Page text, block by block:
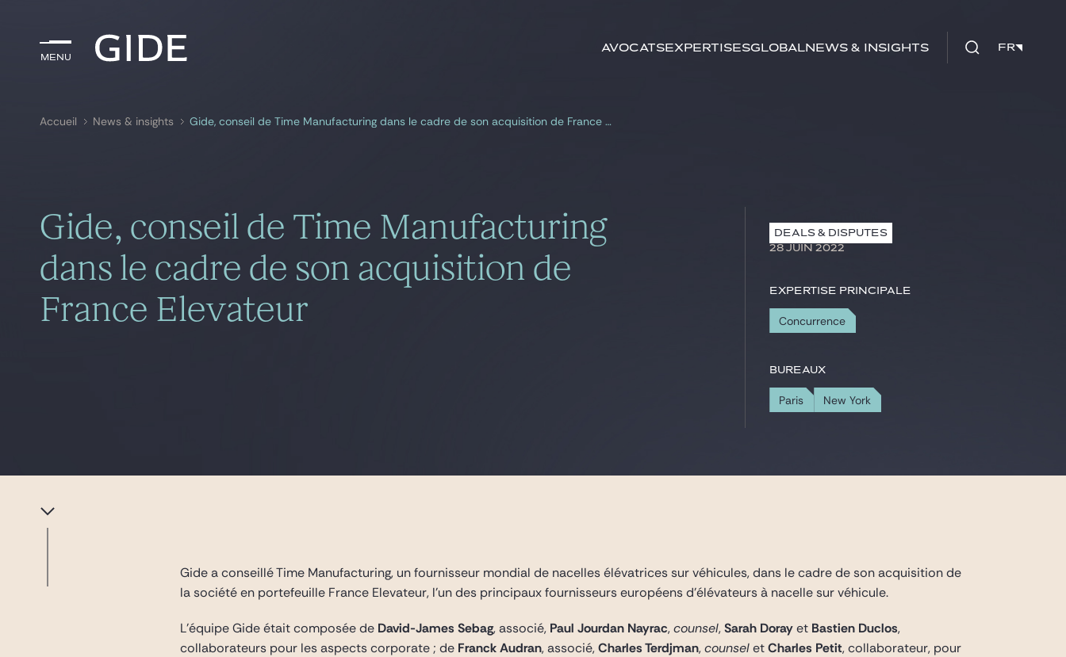
Menu
AvocatsExpertisesGlobalNews & insights FR
Menu mots-clés FR
Accueil News & insights Gide, conseil de Time Manufacturing dans le cadre de son acquisition de France Elevateur
Gide, conseil de Time Manufacturing
dans le cadre de son acquisition de
France Elevateur
DEALS & DISPUTES
28 JUIN 2022
Expertise principale
Concurrence
Bureaux
Paris New York
Gide a conseillé Time Manufacturing, un fournisseur mondial de nacelles élévatrices sur véhicules, dans le cadre de son acquisition de
la société en portefeuille France Elevateur, l’un des principaux fournisseurs européens d’élévateurs à nacelle sur véhicule.
L’équipe Gide était composée de David-James Sebag, associé, Paul Jourdan Nayrac,counsel,Sarah Dorayet Bastien Duclos,
collaborateurs pour les aspects corporate ; de Franck Audran, associé,Charles Terdjman,counseletCharles Petit, collaborateur, pour